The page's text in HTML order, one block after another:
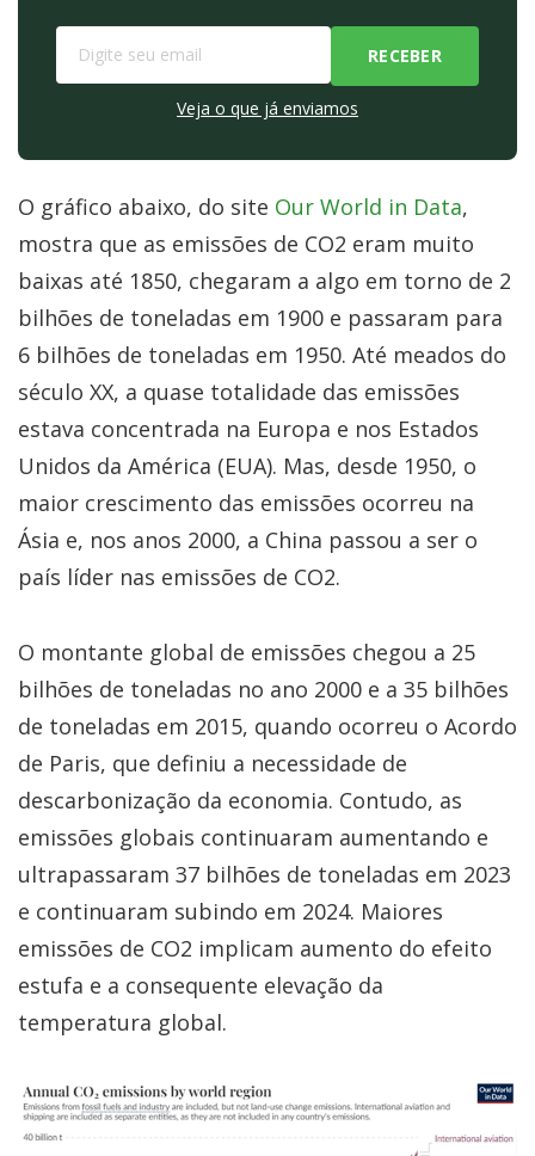
Veja o que já enviamos
O gráfico abaixo, do site Our World in Data,
mostra que as emissões de CO2 eram muito
baixas até 1850, chegaram a algo em torno de 2
bilhões de toneladas em 1900 e passaram para
6 bilhões de toneladas em 1950. Até meados do
século XX, a quase totalidade das emissões
estava concentrada na Europa e nos Estados
Unidos da América (EUA). Mas, desde 1950, o
maior crescimento das emissões ocorreu na
Ásia e, nos anos 2000, a China passou a ser o
país líder nas emissões de CO2.
O montante global de emissões chegou a 25
bilhões de toneladas no ano 2000 e a 35 bilhões
de toneladas em 2015, quando ocorreu o Acordo
de Paris, que definiu a necessidade de
descarbonização da economia. Contudo, as
emissões globais continuaram aumentando e
ultrapassaram 37 bilhões de toneladas em 2023
e continuaram subindo em 2024. Maiores
emissões de CO2 implicam aumento do efeito
estufa e a consequente elevação da
temperatura global.